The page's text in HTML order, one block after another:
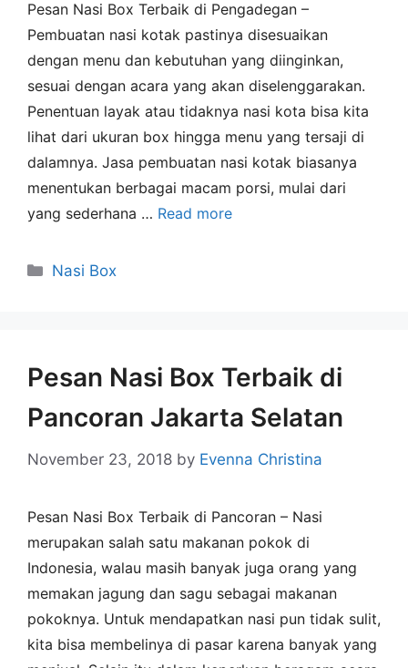
Pesan Nasi Box Terbaik di Pengadegan –
Pembuatan nasi kotak pastinya disesuaikan
dengan menu dan kebutuhan yang diinginkan,
sesuai dengan acara yang akan diselenggarakan.
Penentuan layak atau tidaknya nasi kota bisa kita
lihat dari ukuran box hingga menu yang tersaji di
dalamnya. Jasa pembuatan nasi kotak biasanya
menentukan berbagai macam porsi, mulai dari
yang sederhana … Read more
Nasi Box
Pesan Nasi Box Terbaik di
Pancoran Jakarta Selatan
November 23, 2018 by Evenna Christina
Pesan Nasi Box Terbaik di Pancoran – Nasi
merupakan salah satu makanan pokok di
Indonesia, walau masih banyak juga orang yang
memakan jagung dan sagu sebagai makanan
pokoknya. Untuk mendapatkan nasi pun tidak sulit,
kita bisa membelinya di pasar karena banyak yang